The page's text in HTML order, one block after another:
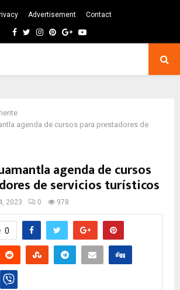
Advertisement Contact
Facebook
TwitterInstagram
Pinterest
GoogleYoutube
agenda de cursos para prestadores de
agenda de cursos
de servicios turísticos
2023 0 978
0